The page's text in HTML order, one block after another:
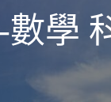
學